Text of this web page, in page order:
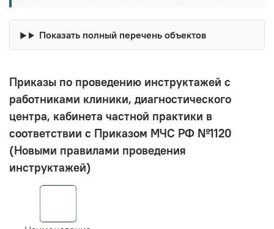
Показать полный перечень объектов
Приказы по проведению инструктажей с
работниками клиники, диагностического
центра, кабинета частной практики в
соответствии с Приказом МЧС РФ №1120
(Новыми правилами проведения
инструктажей)